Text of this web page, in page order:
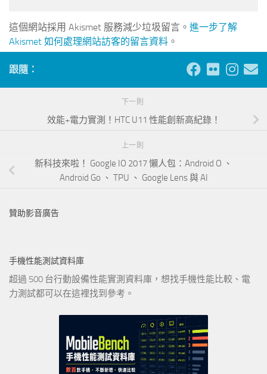
這個網站採用 Akismet 服務減少垃圾留言。 進一步了解
Akismet 如何處理網站訪客的留言資料 。
跟隨：
下一則
效能+電力實測！HTC U11 性能創新高紀錄！
上一則
新科技來啦！ Google IO 2017 懶人包：Android O 、
Android Go 、 TPU 、 Google Lens 與 AI
贊助影音廣告
手機性能測試資料庫
超過 500 台行動設備性能實測資料庫，想找手機性能比較、電
力測試都可以在這裡找到參考。